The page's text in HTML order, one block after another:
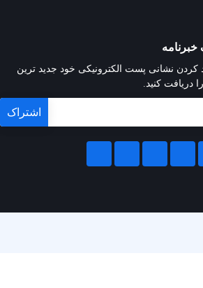
خبرنامه
کردن نشانی پست الکترونیکی خود جدید ترین
را دریافت کنید.